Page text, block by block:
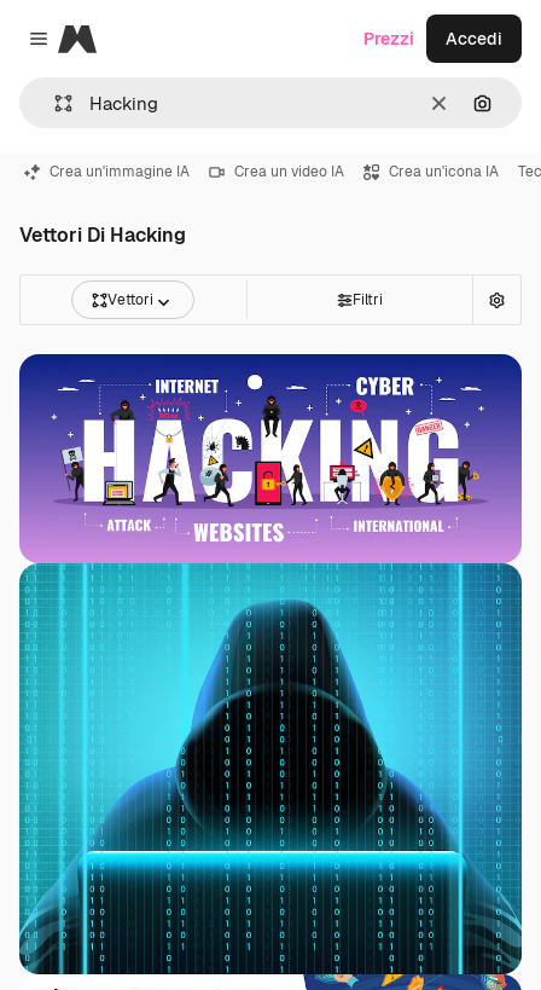
Close menu
Magnific
CancellaCerca
Prezzi Accedi
Crea un'immagine IA Crea un video IA Crea un'icona IA
Vettori Di Hacking
Vettori Filtri